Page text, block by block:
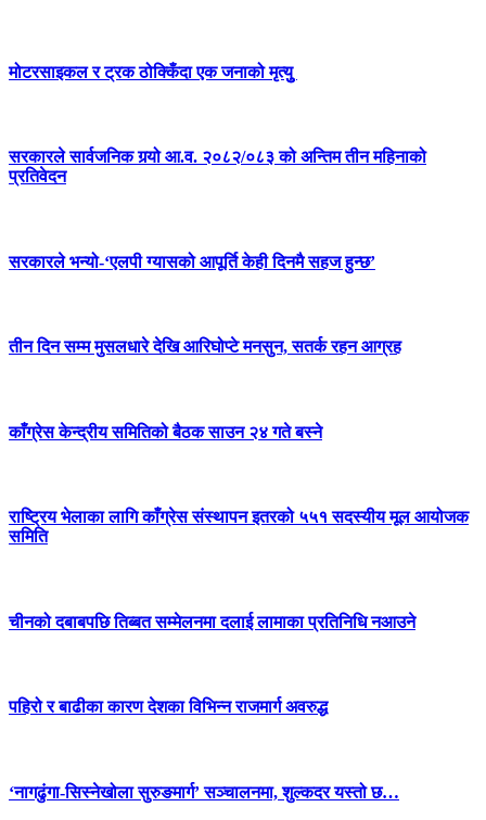
मोटरसाइकल र ट्रक ठोक्किँदा एक जनाको मृत्युु
सरकारले सार्वजनिक गर्‍यो आ.व. २०८२/०८३ को अन्तिम तीन महिनाको
प्रतिवेदन
सरकारले भन्यो-‘एलपी ग्यासको आपूर्ति केही दिनमै सहज हुन्छ’
तीन दिन सम्म मुसलधारे देखि आरिघोप्टे मनसुन, सतर्क रहन आग्रह
काँग्रेस केन्द्रीय समितिको बैठक साउन २४ गते बस्ने
राष्ट्रिय भेलाका लागि काँग्रेस संस्थापन इतरको ५५१ सदस्यीय मूल आयोजक
समिति
चीनको दबाबपछि तिब्बत सम्मेलनमा दलाई लामाका प्रतिनिधि नआउने
पहिरो र बाढीका कारण देशका विभिन्न राजमार्ग अवरुद्ध
‘नागढुंगा-सिस्नेखोला सुरुङमार्ग’ सञ्चालनमा, शुल्कदर यस्तो छ…